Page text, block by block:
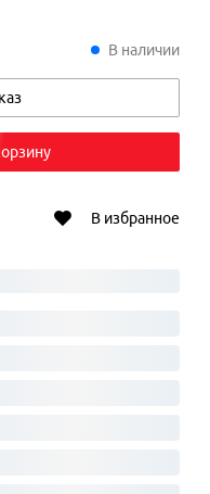
В наличии
В избранное